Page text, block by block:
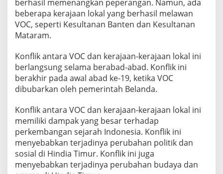
berhasil memenangkan peperangan. Namun, ada
beberapa kerajaan lokal yang berhasil melawan
VOC, seperti Kesultanan Banten dan Kesultanan
Mataram.
Konflik antara VOC dan kerajaan-kerajaan lokal ini
berlangsung selama berabad-abad. Konflik ini
berakhir pada awal abad ke-19, ketika VOC
dibubarkan oleh pemerintah Belanda.
Konflik antara VOC dan kerajaan-kerajaan lokal ini
memiliki dampak yang besar terhadap
perkembangan sejarah Indonesia. Konflik ini
menyebabkan terjadinya perubahan politik dan
sosial di Hindia Timur. Konflik ini juga
menyebabkan terjadinya perubahan budaya dan